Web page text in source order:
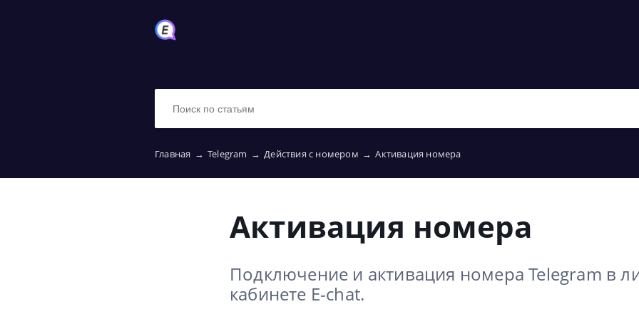
Главная → Telegram → Действия с номером → Активация номера
Активация номера
Подключение и активация номера Telegram в
кабинете E-chat.